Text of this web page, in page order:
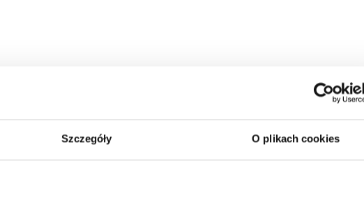
Szczegóły O plikach cookies